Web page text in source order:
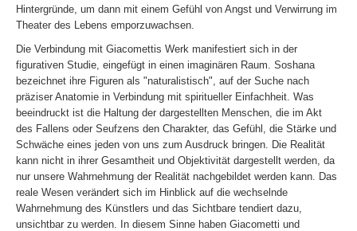
Hintergründe, um dann mit einem Gefühl von Angst und Verwirrung im
Theater des Lebens emporzuwachsen.
Die Verbindung mit Giacomettis Werk manifestiert sich in der
figurativen Studie, eingefügt in einen imaginären Raum. Soshana
bezeichnet ihre Figuren als "naturalistisch", auf der Suche nach
präziser Anatomie in Verbindung mit spiritueller Einfachheit. Was
beeindruckt ist die Haltung der dargestellten Menschen, die im Akt
des Fallens oder Seufzens den Charakter, das Gefühl, die Stärke und
Schwäche eines jeden von uns zum Ausdruck bringen. Die Realität
kann nicht in ihrer Gesamtheit und Objektivität dargestellt werden, da
nur unsere Wahrnehmung der Realität nachgebildet werden kann. Das
reale Wesen verändert sich im Hinblick auf die wechselnde
Wahrnehmung des Künstlers und das Sichtbare tendiert dazu,
unsichtbar zu werden. In diesem Sinne haben Giacometti und